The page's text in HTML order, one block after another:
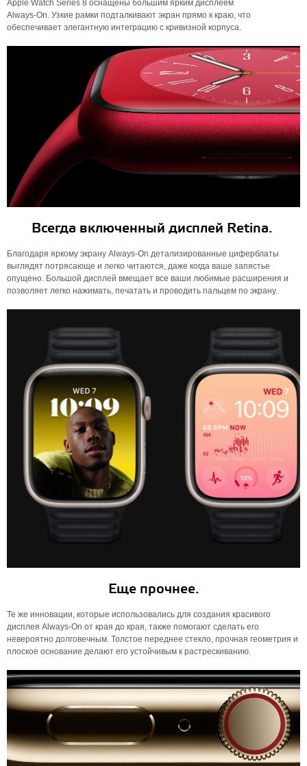
Apple Watch Series 8 оснащены большим ярким дисплеем
Always‑On. Узкие рамки подталкивают экран прямо к краю, что
обеспечивает элегантную интеграцию с кривизной корпуса.
Всегда включенный дисплей Retina.
Благодаря яркому экрану Always-On детализированные циферблаты
выглядят потрясающе и легко читаются, даже когда ваше запястье
опущено. Большой дисплей вмещает все ваши любимые расширения и
позволяет легко нажимать, печатать и проводить пальцем по экрану.
Еще прочнее.
Те же инновации, которые использовались для создания красивого
дисплея Always-On от края до края, также помогают сделать его
невероятно долговечным. Толстое переднее стекло, прочная геометрия и
плоское основание делают его устойчивым к растрескиванию.